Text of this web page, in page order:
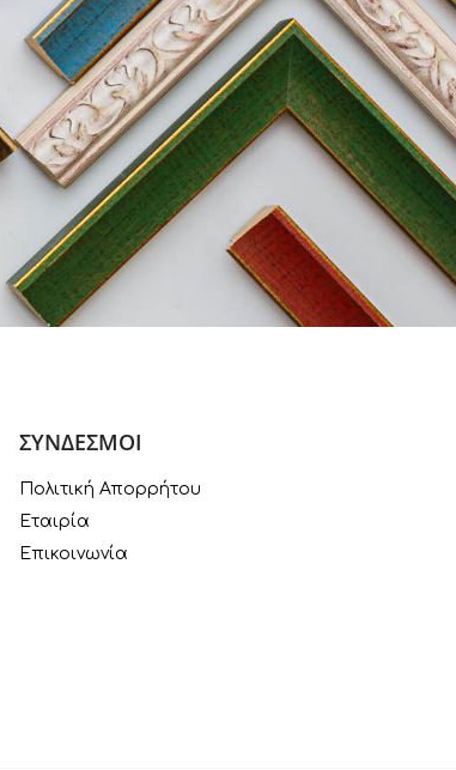
ΣΥΝΔΕΣΜΟΙ
Πολιτική Απορρήτου
Εταιρία
Επικοινωνία